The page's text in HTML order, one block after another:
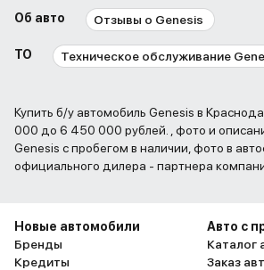
Об авто Отзывы о Genesis
ТО Техническое обслуживание
Купить б/у автомобиль Genesis в
000 до 6 450 000 рублей. , фото и
Genesis с пробегом в наличии, фото в
официального дилера - партнера
Новые автомобили
Бренды
Кредиты
Авто с
Каталог
Заказ